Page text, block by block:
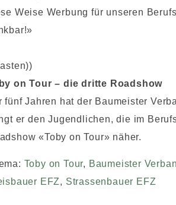
Weise Werbung für unseren
on Tour – die dritte Roadshow
fünf Jahren hat der Baumeister
er den Jugendlichen, die im
«Toby on Tour» näher.
Toby on Tour, Baumeister
EFZ, Strassenbauer EFZ